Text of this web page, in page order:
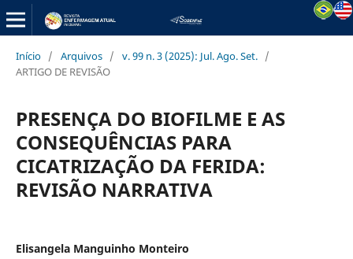
Início / Arquivos / v. 99 n. 3 (2025): Jul. Ago. Set. /
ARTIGO DE REVISÃO
PRESENÇA DO BIOFILME E AS
CONSEQUÊNCIAS PARA
CICATRIZAÇÃO DA FERIDA:
REVISÃO NARRATIVA
Elisangela Manguinho Monteiro